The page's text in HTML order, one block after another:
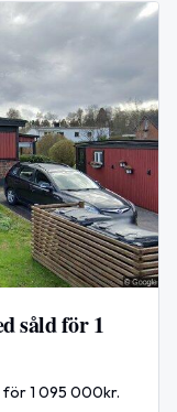
såld för 1
för 1 095 000kr.